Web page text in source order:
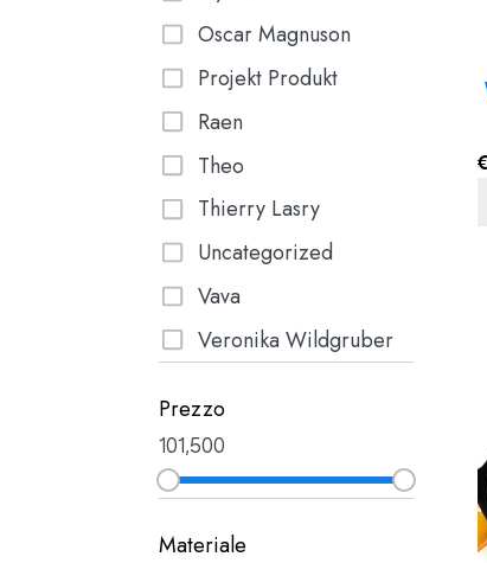
Oscar Magnuson
Projekt Produkt
Raen
Theo
Thierry Lasry
Uncategorized
Vava
Veronika Wildgruber
Prezzo
101,500
Materiale
€